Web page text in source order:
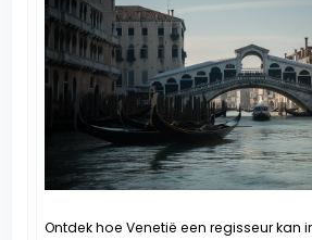
Ontdek hoe Venetië een regisseur kan